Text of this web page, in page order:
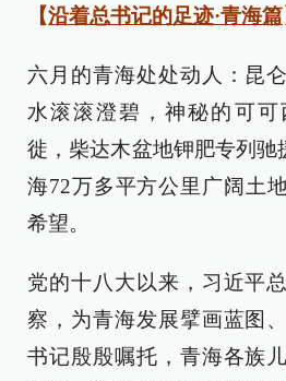
【沿着总书记的足迹·青海篇
六月的青海处处动人：昆
水滚滚澄碧，神秘的可
徙，柴达木盆地钾肥专列
海72万多平方公里广阔土
希望。
党的十八大以来，习近平
察，为青海发展擘画蓝图
书记殷殷嘱托，青海各族